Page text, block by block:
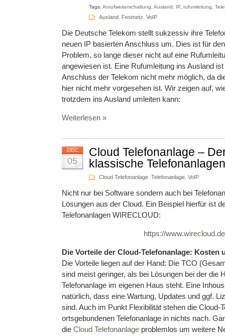
Tags: Anrufweiterschaltung Ausland IP rufumleitung
Ausland Festnetz VoIP
Die Deutsche Telekom stellt sukzessiv ihre
neuen IP basierten Anschluss um. Dies ist für
Problem, so lange dieser nicht auf eine
angewiesen ist. Eine Rufumleitung ins Ausland
Anschluss der Telekom nicht mehr möglich, da
hier nicht mehr vorgesehen ist. Wir zeigen auf,
trotzdem ins Ausland umleiten kann:
Weiterlesen »
DEC
05
Cloud Telefonanlage –
klassische
Cloud Telefonanlage Telefonanlage VoIP
Nicht nur bei Software sondern auch bei
Lösungen aus der Cloud. Ein Beispiel hierfür ist
Telefonanlagen WIRECLOUD:
https://
Die Vorteile der Cloud-Telefonanlage: Kosten
Die Vorteile liegen auf der Hand: Die TCO
sind meist geringer, als bei Lösungen bei der die
Telefonanlage im eigenen Haus steht. Eine
natürlich, dass eine Wartung, Updates und ggf.
sind. Auch im Punkt Flexibilität stehen die Cloud-
ortsgebundenen Telefonanlage in nichts nach.
die Cloud Telefonanlage problemlos um weitere